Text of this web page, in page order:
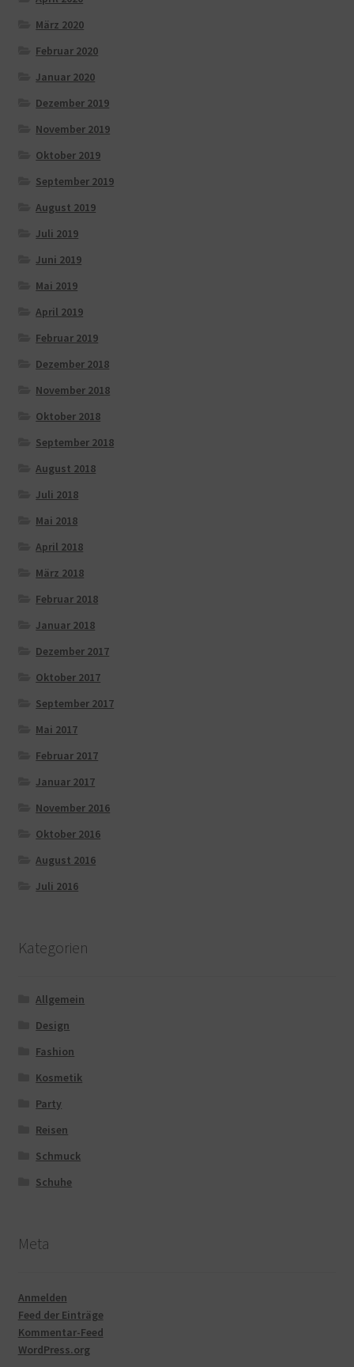
März 2020
Februar 2020
Januar 2020
Dezember 2019
November 2019
Oktober 2019
September 2019
August 2019
Juli 2019
Juni 2019
Mai 2019
April 2019
Februar 2019
Dezember 2018
November 2018
Oktober 2018
September 2018
August 2018
Juli 2018
Mai 2018
April 2018
März 2018
Februar 2018
Januar 2018
Dezember 2017
Oktober 2017
September 2017
Mai 2017
Februar 2017
Januar 2017
November 2016
Oktober 2016
August 2016
Juli 2016
Kategorien
Allgemein
Design
Fashion
Kosmetik
Party
Reisen
Schmuck
Schuhe
Meta
Anmelden
Feed der Einträge
Kommentar-Feed
WordPress.org